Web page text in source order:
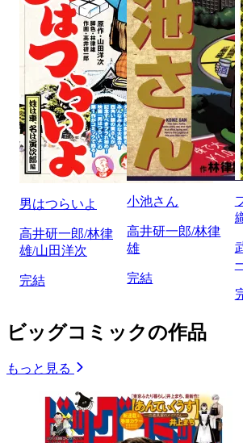
男はつらいよ
高井研一郎/林律
雄/山田洋次
完結
小池さん
高井研一郎/林律
雄
完結
ビッグコミックの作品
もっと見る